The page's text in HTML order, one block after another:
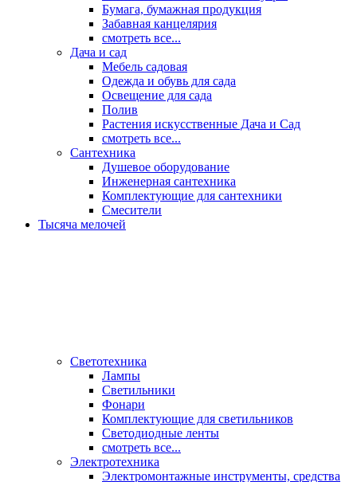
Бумага, бумажная продукция
Забавная канцелярия
смотреть все...
Дача и сад
Мебель садовая
Одежда и обувь для сада
Освещение для сада
Полив
Растения искусственные Дача и Сад
смотреть все...
Сантехника
Душевое оборудование
Инженерная сантехника
Комплектующие для сантехники
Смесители
Тысяча мелочей
Светотехника
Лампы
Светильники
Фонари
Комплектующие для светильников
Светодиодные ленты
смотреть все...
Электротехника
Электромонтажные инструменты, средства